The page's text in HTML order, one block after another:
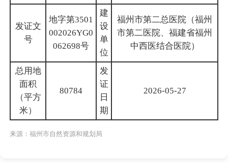
发证文
号
地字第3501
002026YG0
062698号
建
设
单
位
福州市第二总医院（福州
市第二医院、福建省福州
中西医结合医院）
总用地
面积
（平方
米）
80784
发
证
日
期
2026-05-27
来源：福州市自然资源和规划局